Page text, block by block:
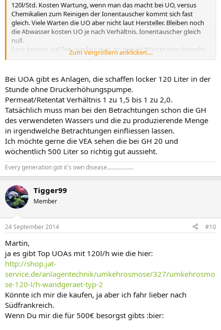
120l/Std. Kosten Wartung, wenn man das macht bei UO, versus
Chemikalien zum Reinigen der Ionentauscher kommt sich fast
gleich. Viele Warten die UO aber nicht laut Hersteller. Bleiben noch
die Abwasser kosten UO je nach Verhältnis. Ionentauscher gleich
null.
Fazit kommt auf Zeit, wie faul man ist, wieviel Wasser man braucht,
Ausgangswasser, Kosten etc. halt an.
Zum Vergrößern anklicken....
Bei UOA gibt es Anlagen, die schaffen locker 120 Liter in der
Stunde ohne Druckerhöhungspumpe.
Permeat/Retentat Verhältnis 1 zu 1,5 bis 1 zu 2,0.
Tatsächlich muss man bei den Betrachtungen schon die GH
des verwendeten Wassers und die zu produzierende Menge
in irgendwelche Betrachtungen einfliessen lassen.
Ich möchte gerne die VEA sehen die bei GH 20 und
wöchentlich 500 Liter so richtig gut aussieht.
Every generation got it´s own disease..................
Tigger99
Member
24 September 2014 #10
Martin,
ja es gibt Top UOAs mit 120l/h wie die hier:
http://shop.jat-
service.de/anlagentechnik/umkehrosmose/327/umkehrosmo
se-120-l/h-wandgeraet-typ-2
Könnte ich mir die kaufen, ja aber ich fahr lieber nach
Südfrankreich.
Wenn Du mir die für 500€ besorgst gibts :bier: